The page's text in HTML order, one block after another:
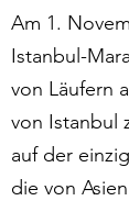
Am 1.
Istanbul-
von Läufern
von Istanbul
auf der
die von